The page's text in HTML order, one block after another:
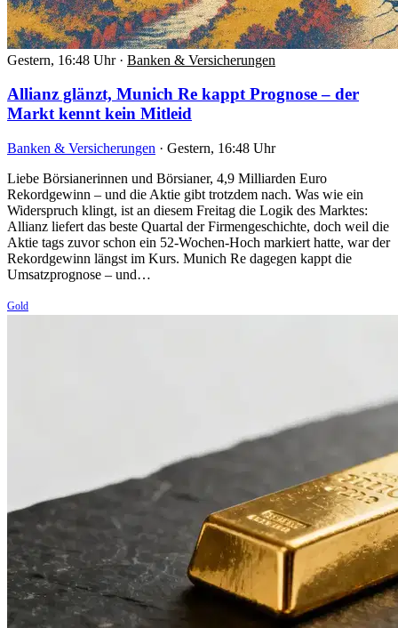
Gestern, 16:48 Uhr · Banken & Versicherungen
Allianz glänzt, Munich Re kappt Prognose – der
Markt kennt kein Mitleid
Banken & Versicherungen · Gestern, 16:48 Uhr
Liebe Börsianerinnen und Börsianer, 4,9 Milliarden Euro
Rekordgewinn – und die Aktie gibt trotzdem nach. Was wie ein
Widerspruch klingt, ist an diesem Freitag die Logik des Marktes:
Allianz liefert das beste Quartal der Firmengeschichte, doch weil die
Aktie tags zuvor schon ein 52-Wochen-Hoch markiert hatte, war der
Rekordgewinn längst im Kurs. Munich Re dagegen kappt die
Umsatzprognose – und…
Gold